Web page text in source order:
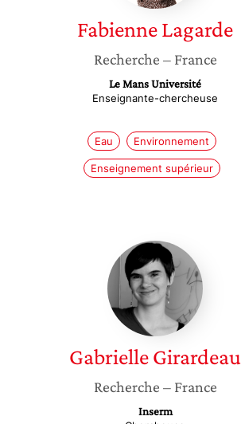
FabienneLagarde
Recherche – France
Le Mans Université
Enseignante-chercheuse
Eau Environnement
Enseignement supérieur
Gabrielle
Girardeau
GabrielleGirardeau
Recherche – France
Inserm